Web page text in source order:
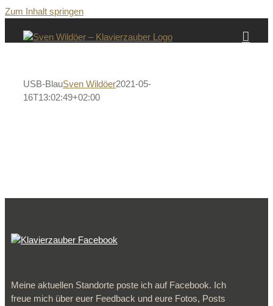
Zum Inhalt springen
USB-BlauSven Wildöer2021-05-
16T13:02:49+02:00
Meine aktuellen Standorte poste ich auf Facebook. Ich
freue mich über euer Feedback und eure Fotos, Posts